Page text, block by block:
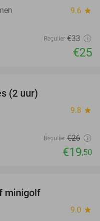
9.6 star
Regulier €33
€25
(2 uur)
9.8 star
Regulier €26
€19,50
minigolf
9.0 star